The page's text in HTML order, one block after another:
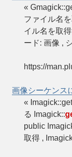
«
ファイル名
イル名を取
ード: 画像 ,
https://
画像シーケンス
«
る Imagick::
public
取得 ,